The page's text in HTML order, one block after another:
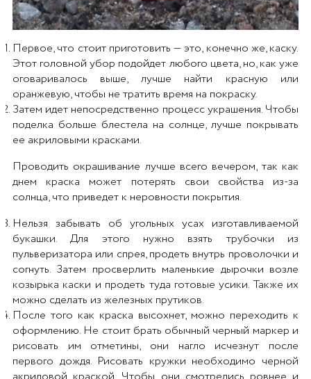
Первое, что стоит приготовить — это, конечно же, каску.
Этот головной убор подойдет любого цвета, но, как уже
оговаривалось выше, лучше найти красную или
оранжевую, чтобы не тратить время на покраску.
Затем идет непосредственно процесс украшения. Чтобы
поделка больше блестела на солнце, лучше покрывать
ее акриловыми красками.
Проводить окрашивание лучше всего вечером, так как
днем краска может потерять свои свойства из-за
солнца, что приведет к неровности покрытия.
Нельзя забывать об угольных усах изготавливаемой
букашки. Для этого нужно взять трубочки из
пульверизатора или спрея, продеть внутрь проволочки и
согнуть. Затем просверлить маленькие дырочки возле
козырька каски и продеть туда готовые усики. Также их
можно сделать из железных прутиков.
После того как краска высохнет, можно переходить к
оформлению. Не стоит брать обычный черный маркер и
рисовать им отметины, они нагло исчезнут после
первого дождя. Рисовать кружки необходимо черной